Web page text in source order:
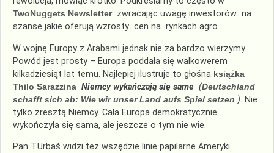
TwoNuggets Newsletterzwracając uwagę inwestorów na
szanse jakie oferują wzrosty cen na rynkach agro.
W wojnę Europy z Arabami jednak nie za bardzo wierzymy.
Powód jest prosty – Europa poddała się walkowerem
kilkadziesiąt lat temu. Najlepiej ilustruje to głośna książka
Thilo Sarazzina Niemcy wykańczają się same (Deutschland
schafft sich ab: Wie wir unser Land aufs Spiel setzen ). Nie
tylko zresztą Niemcy. Cała Europa demokratycznie
wykończyła się sama, ale jeszcze o tym nie wie.
Pan T.Urbaś widzi też wszędzie linie papilarne Ameryki